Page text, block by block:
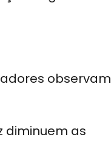
observam
diminuem as